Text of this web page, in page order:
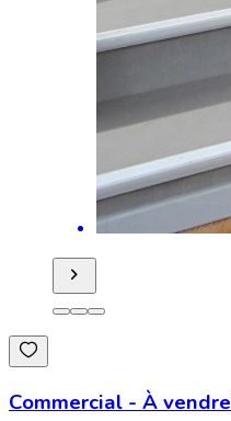
Commercial - À vendre